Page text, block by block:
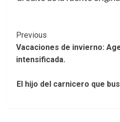
Post
Navigation
Previous
Vacaciones de invierno:
intensificada.
El hijo del carnicero que